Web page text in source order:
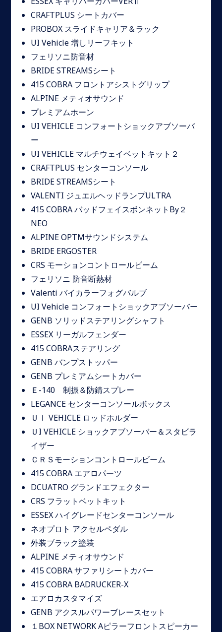
CRAFTPLUS シートカバー
PROBOX スライドキャリア＆ラック
UI Vehicle 増しリーフキット
フェリソニ防音材
BRIDE STREAMSシート
415 COBRA フロントアシストグリップ
ALPINE メティオサウンド
プレミアムホーン
UI VEHICLE コンフォートショックアブソーバ
ー
UI VEHICLE マルチウェイベットキット２
CRAFTPLUS センターコンソール
BRIDE STREAMSシート
VALENTI ジュエルヘッドランプULTRA
415 COBRA バッドフェイスボンネットBy２
NEO
ALPINE OPTMサウンドシステム
BRIDE ERGOSTER
CRS モーションコントロールビーム
フェリソニ 防音断熱材
Valenti バイカラーフォグバルブ
UI Vehicle コンフォートショックアブソーバー
GENB ソリッドステアリングシャフト
ESSEX リーガルフェンダー
415 COBRAステアリング
GENB バンプストッパー
GENB プレミアムシートカバー
Ｅ-140 制振＆防錆スプレー
LEGANCE センターコンソールボックス
ＵＩ VEHICLE ロッドホルダー
ＵI VEHICLE ショックアブソーバー＆スタビラ
イザー
ＣＲＳモーションコントロールビーム
415 COBRA エアロパーツ
DCUATRO グランドエフェクター
CRS フラットベットキット
ESSEX ハイグレードセンターコンソール
ネオプロト アクセルペダル
外装ブラック塗装
ALPINE メティオサウンド
415 COBRA サファリシートカバー
415 COBRA BADRUCKER-X
エアロカスタマイズ
GENB アクスルパワーブレースセット
１BOX NETWORK Aピラーフロントスピーカー